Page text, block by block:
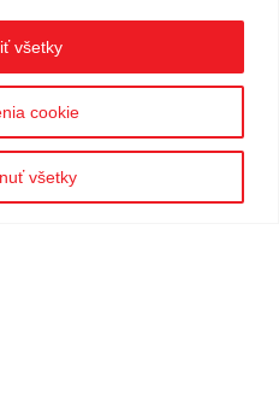
cookie
všetky
všetky
individuálne a
jeho požiadavky.
odsúhlasené budúcim
čo najefektívnejších
je pre nás prvoradá.
a my zariadime všetko